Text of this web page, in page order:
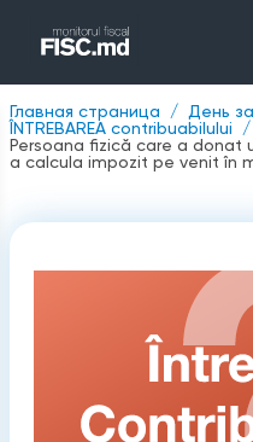
Главная страница
День
ÎNTREBAREA contribuabilului
Persoana fizică care a donat
a calcula impozit pe venit în